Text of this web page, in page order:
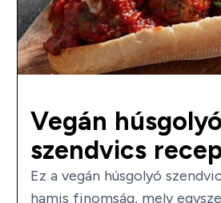
Vegán húsgolyó
szendvics
Ez a vegán húsgolyó
hamis finomság, mely